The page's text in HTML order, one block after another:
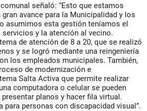
señaló: “Esto que estamos
avance para la Municipalidad y los
asumimos esta gestión teníamos el
y la atención al vecino.
de atención de 8 a 20, que se realizó
y se logró mediante una reingeniería
los empleados municipales. También,
de modernización e
Salta Activa que permite realizar
computadora o celular se pueden
planos y hacer fila virtual.
para personas con discapacidad visual”.